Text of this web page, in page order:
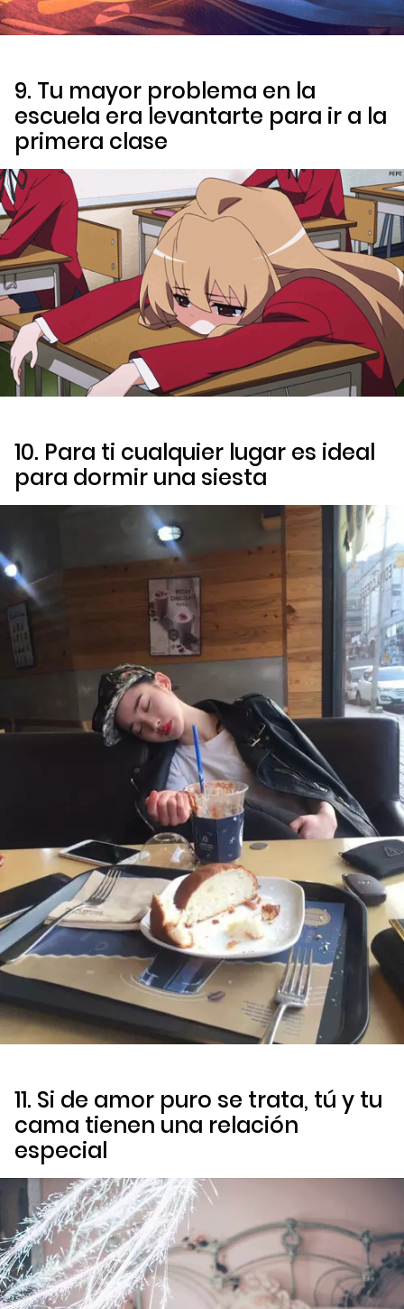
9. Tu mayor problema en la
escuela era levantarte para ir a la
primera clase
10. Para ti cualquier lugar es ideal
para dormir una siesta
11. Si de amor puro se trata, tú y tu
cama tienen una relación
especial